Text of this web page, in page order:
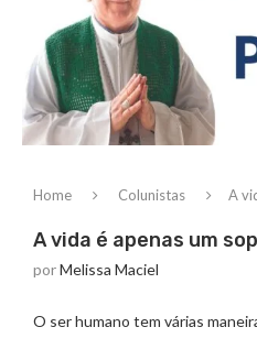
Home Colunistas A
A vida é apenas um
porMelissa Maciel
O ser humano tem várias